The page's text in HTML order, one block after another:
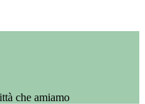
che amiamo